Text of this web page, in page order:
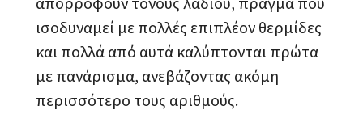
ισοδυναμεί με πολλές επιπλέον θερμίδες
και πολλά από αυτά καλύπτονται πρώτα
με πανάρισμα, ανεβάζοντας ακόμη
περισσότερο τους αριθμούς.